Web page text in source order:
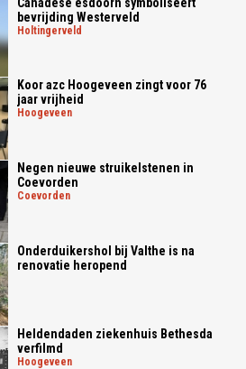
bevrijding Westerveld
holtingerveld
Koor azc Hoogeveen zingt voor 76
jaar vrijheid
hoogeveen
Negen nieuwe struikelstenen in
Coevorden
coevorden
Onderduikershol bij Valthe is na
renovatie heropend
Heldendaden ziekenhuis Bethesda
verfilmd
hoogeveen